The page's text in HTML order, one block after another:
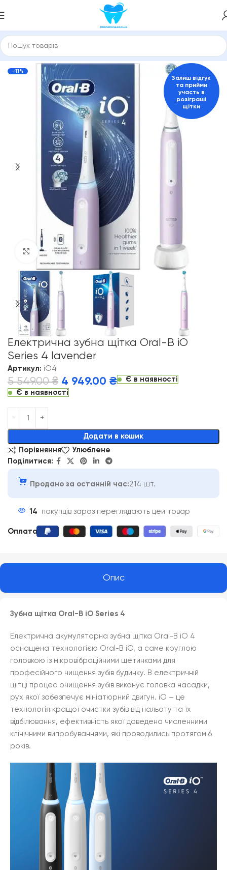
Головна Електричні зубні щітки
-11%
Click to enlarge
Залиш відгук
та прийми
участь в
розіграші
щітки
Електрична зубна щітка Oral-B iO
Series 4 lavender
Артикул: iO4
5 549.00₴ 4 949.00 ₴
Є в наявності
Є в наявності
Додати в кошик
Alternative:
Порівняння
Улюблене
Поділитися:
Продано за останній час:214 шт.
14 покупців зараз переглядають цей товар
Оплата
Опис
Зубна щітка Oral-B iO Series 4
Електрична акумуляторна зубна щітка Oral-B iO 4
оснащена технологією Oral-B iO, а саме круглою
головкою із мікровібраційними щетинками для
професійного чищення зубів будинку. В електричній
щітці процес очищення зубів виконує головка насадки,
рух якої забезпечує мініатюрний двигун. iO – це
технологія кращої очистки зубів від нальоту та їх
відбілювання, ефективність якої доведена численними
клінічними випробуваннями, які проводились протягом 6
років.